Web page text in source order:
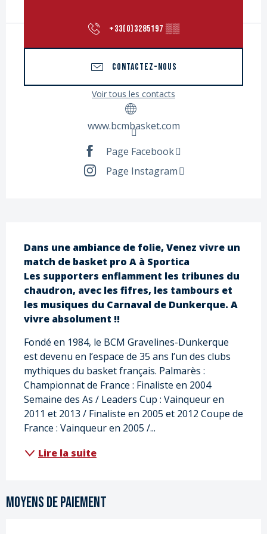
+33(0)3285197 ▒▒
CONTACTEZ-NOUS
Voir tous les contacts
www.bcmbasket.com
Page Facebook
Page Instagram
Description
Dans une ambiance de folie, Venez vivre un
match de basket pro A à Sportica
Les supporters enflamment les tribunes du
chaudron, avec les fifres, les tambours et
les musiques du Carnaval de Dunkerque. A
vivre absolument !!
Fondé en 1984, le BCM Gravelines-Dunkerque
est devenu en l’espace de 35 ans l’un des clubs
mythiques du basket français. Palmarès :
Championnat de France : Finaliste en 2004
Semaine des As / Leaders Cup : Vainqueur en
2011 et 2013 / Finaliste en 2005 et 2012 Coupe de
France : Vainqueur en 2005 /...
Lire la suite
Moyens de paiement